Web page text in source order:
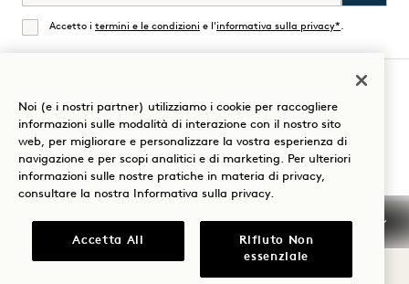
Accordati
Accetto i termini e le condizioni e l'informativa sulla privacy*.
Visita
1
Hotels
su
Visita
1
Hotels
su
Visita
1
Hotels
su
Visita
1
Hotels
su
Visita
1
Hotels
su
Visita
1
Hotels
Guida al soggiorno
Termini e condizioni
Informativa sulla privacy
Accessibilità
Termini e condizioni Mission
Cookie Settings
Noi (e i nostri partner) utilizziamo i cookie per raccogliere
informazioni sulle modalità di interazione con il nostro sito
web, per migliorare e personalizzare la vostra esperienza di
navigazione e per scopi analitici e di marketing. Per ulteriori
informazioni sulle nostre pratiche in materia di privacy,
consultare la nostra
Informativa sulla privacy.
Accetta All
Rifiuto Non
essenziale